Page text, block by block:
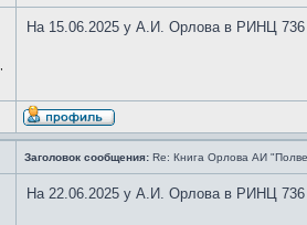
На 15.06.2025 у А.И. Орлова в РИНЦ 736
Заголовок сообщения: Re: Книга Орлова АИ
На 22.06.2025 у А.И. Орлова в РИНЦ 736